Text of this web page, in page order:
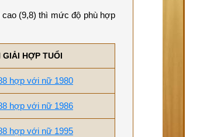
(9,8) thì mức độ phù hợp
GIẢI HỢP TUỔI
hợp với nữ 1980
hợp với nữ 1986
hợp với nữ 1995